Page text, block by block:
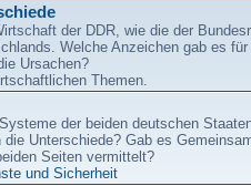
der DDR, wie die der
Welche Anzeichen gab es für
Ursachen?
Themen.
der beiden deutschen
die Unterschiede? Gab es
Seiten vermittelt?
und Sicherheit